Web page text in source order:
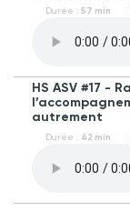
Durée : 57 min
HS ASV #17 -
autrement
Durée : 42 min